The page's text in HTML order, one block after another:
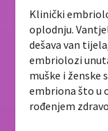
Klinički
oplodnju.
dešava van
embriolozi
muške i ženske
embriona što u
rođenjem